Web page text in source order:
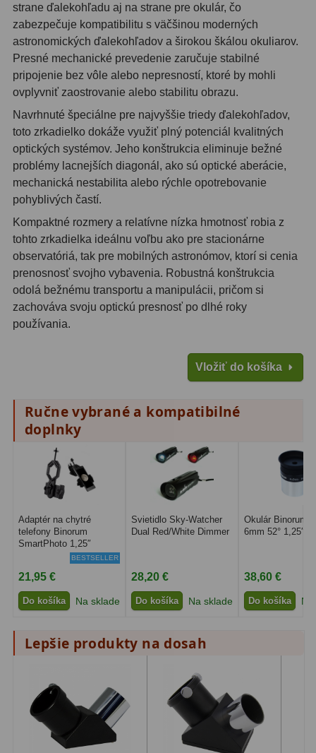
Adaptéry k okulárovým
výťahom8
Primárne zrkadlá
Sekundárne zrkadlá6
Binokulárne 286
Ornitológia a príroda 19
Vodeodolné
Turistika a cestovanie
Šport 59
Divadelné2
Astronomické44
Diaľkomery a Nočné videnie
Monokulárne 49
Turistika
Ornitológia 11
Mikroskopy93
Pre deti
Školské19
Biologické
Vreckové10
Príslušenstvo
strane ďalekohľadu aj na strane pre okulár, čo
zabezpečuje kompatibilitu s väčšinou moderných
astronomických ďalekohľadov a širokou škálou okuliarov.
Presné mechanické prevedenie zaručuje stabilné
pripojenie bez vôle alebo nepresností, ktoré by mohli
ovplyvniť zaostrovanie alebo stabilitu obrazu.
Navrhnuté špeciálne pre najvyššie triedy ďalekohľadov,
toto zrkadielko dokáže využiť plný potenciál kvalitných
optických systémov. Jeho konštrukcia eliminuje bežné
problémy lacnejších diagonál, ako sú optické aberácie,
mechanická nestabilita alebo rýchle opotrebovanie
pohyblivých častí.
Kompaktné rozmery a relatívne nízka hmotnosť robia z
tohto zrkadielka ideálnu voľbu ako pre stacionárne
observatóriá, tak pre mobilných astronómov, ktorí si cenia
prenosnosť svojho vybavenia. Robustná konštrukcia
odolá bežnému transportu a manipulácii, pričom si
zachováva svoju optickú presnosť po dlhé roky
používania.
Vložiť do košíka
Ručne vybrané a kompatibilné
doplnky
Adaptér na chytré
telefony Binorum
SmartPhoto 1,25″
BESTSELLER
21,95 €
Do košíka Na sklade
Svietidlo Sky-Watcher
Dual Red/White Dimmer
28,20 €
Do košíka Na sklade
Okulár Binorum
6mm 52° 1,25″
38,60 €
Do košíka
Lepšie produkty na dosah